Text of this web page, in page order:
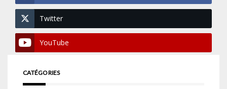
Twitter
YouTube
CATÉGORIES